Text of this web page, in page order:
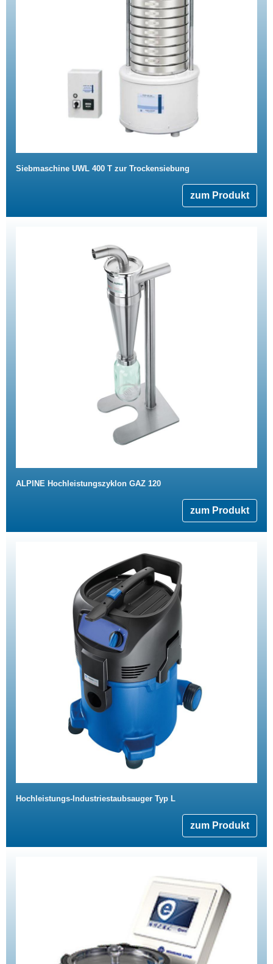
Siebmaschine UWL 400 T zur Trockensiebung
zum Produkt
ALPINE Hochleistungszyklon GAZ 120
zum Produkt
Hochleistungs-Industriestaubsauger Typ L
zum Produkt